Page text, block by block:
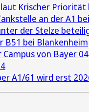
Krischer
an der A1
der Stelze
B51 bei Blankenheim
von Bayer
A1/61 wird erst